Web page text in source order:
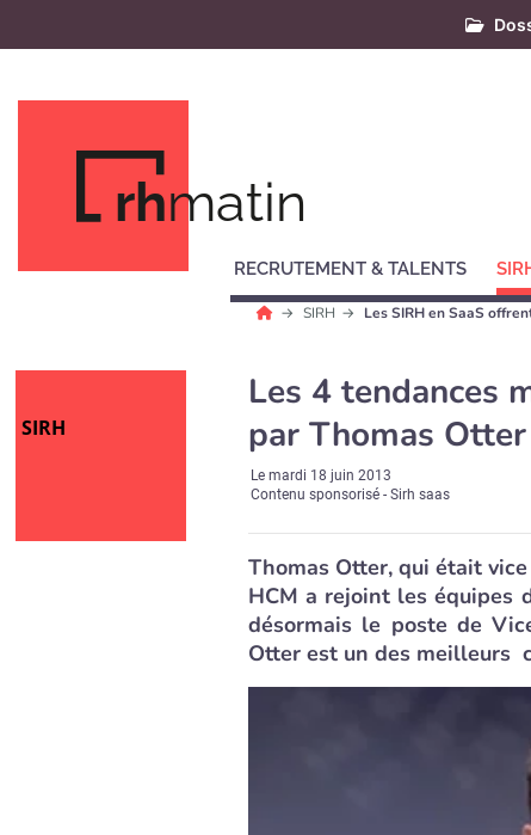
rhmatin
RECRUTEMENT & TALENTS
SIRH Les SIRH en SaaS
SIRH
Les 4 tendances
par Thomas Otter
Lemardi 18 juin 2013
Contenu sponsorisé - Sirh saas
Thomas Otter, qui était
HCM a rejoint les équipes
désormais le poste de
Otter est un des meilleurs